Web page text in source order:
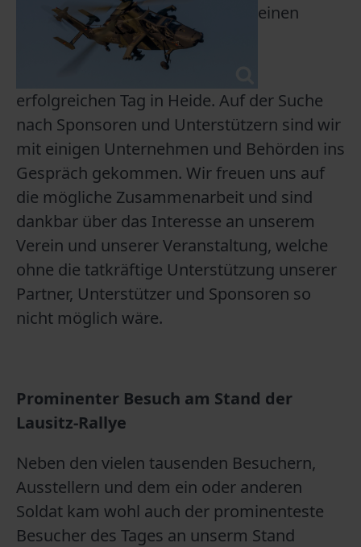
einen
erfolgreichen Tag in Heide. Auf der Suche
nach Sponsoren und Unterstützern sind wir
mit einigen Unternehmen und Behörden ins
Gespräch gekommen. Wir freuen uns auf
die mögliche Zusammenarbeit und sind
dankbar über das Interesse an unserem
Verein und unserer Veranstaltung, welche
ohne die tatkräftige Unterstützung unserer
Partner, Unterstützer und Sponsoren so
nicht möglich wäre.
Prominenter Besuch am Stand der
Lausitz-Rallye
Neben den vielen tausenden Besuchern,
Ausstellern und dem ein oder anderen
Soldat kam wohl auch der prominenteste
Besucher des Tages an unserm Stand